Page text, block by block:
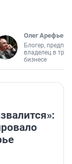
Олег Арефьев
Блогер,
владелец в
бизнесе